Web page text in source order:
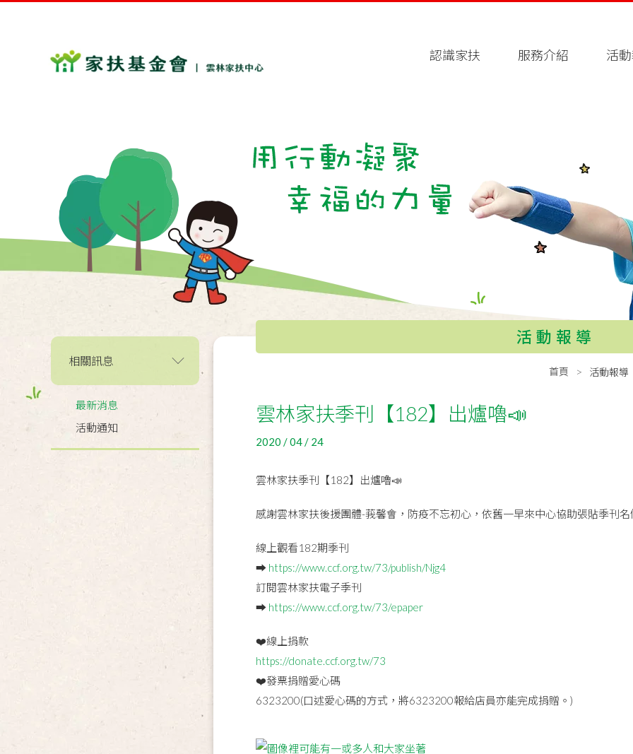
認識家扶 服務介紹 活
相關訊息
最新消息
活動通知
活動報導
首頁 活動報導
雲林家扶季刊【182】出爐嚕📣
2020 / 04 / 24
雲林家扶季刊【182】出爐嚕📣
感謝雲林家扶後援團體-莪馨會，防疫不忘初心，依舊一早來中心協助張貼季刊
線上觀看182期季刊
➡️ https://www.ccf.org.tw/73/publish/Njg4
訂閱雲林家扶電子季刊
➡️ https://www.ccf.org.tw/73/epaper
❤️線上捐款
https://donate.ccf.org.tw/73
❤️發票捐贈愛心碼
6323200(口述愛心碼的方式，將6323200報給店員亦能完成捐贈。)